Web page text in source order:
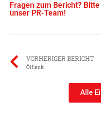
Fragen zum Bericht?
unser PR-Team!
VORHERIGER BERICHT
Ölfleck
Alle